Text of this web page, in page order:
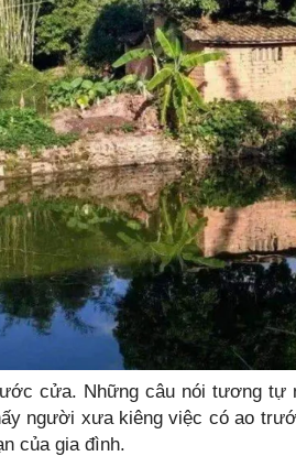
cửa. Những câu nói tương tự
người xưa kiêng việc có ao
của gia đình.